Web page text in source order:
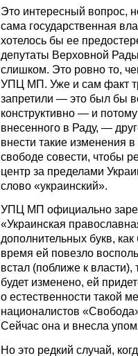
Это интересный вопрос,
сама государственная
хотелось бы ее
депутаты Верховной
слишком. Это ровно то,
УПЦ МП. Уже и сам факт
запретили — это был бы
конструктивно — и
внесенного в Раду, —
внести такие изменения
свободе совести, чтобы
центр за пределами
слово «украинский».
УПЦ МП официально
«Украинская
дополнительных букв,
время ей повезло
встал (поближе к власти),
будет изменено, ей
о естественности такой
националистов
Сейчас она и внесла
Но это редкий случай,